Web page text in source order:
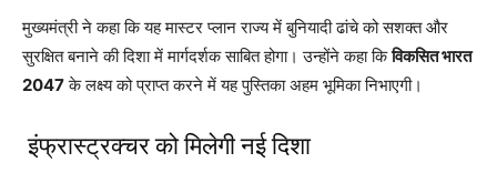
मुख्यमंत्री ने कहा कि यह मास्टर प्लान राज्य में बुनियादी ढांचे को सशक्त और
सुरक्षित बनाने की दिशा में मार्गदर्शक साबित होगा। उन्होंने कहा किविकसित भारत
2047के लक्ष्य को प्राप्त करने में यह पुस्तिका अहम भूमिका निभाएगी।
इंफ्रास्ट्रक्चर को मिलेगी नई दिशा